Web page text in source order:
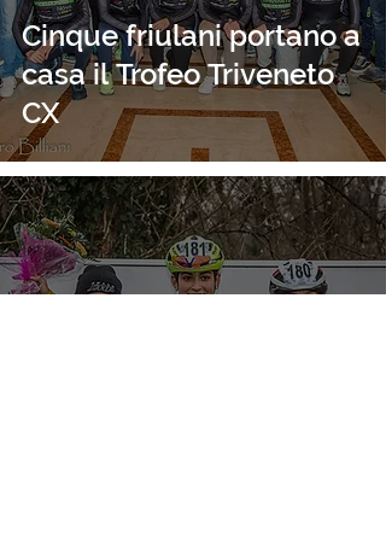
Cinque friulani portano a
casa il Trofeo Triveneto
CX